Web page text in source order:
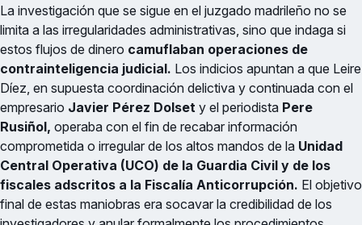
La investigación que se sigue en el juzgado madrileño no se
limita a las irregularidades administrativas, sino que indaga si
estos flujos de dinero camuflaban operaciones de
contrainteligencia judicial. Los indicios apuntan a que Leire
Díez, en supuesta coordinación delictiva y continuada con el
empresario Javier Pérez Dolset y el periodista Pere
Rusiñol, operaba con el fin de recabar información
comprometida o irregular de los altos mandos de la Unidad
Central Operativa (UCO) de la Guardia Civil y de los
fiscales adscritos a la Fiscalía Anticorrupción. El objetivo
final de estas maniobras era socavar la credibilidad de los